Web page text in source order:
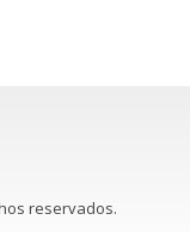
reservados.